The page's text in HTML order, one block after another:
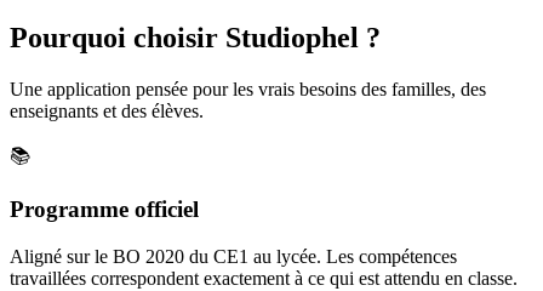
Pourquoi choisir Studiophel ?
Une application pensée pour les vrais besoins des familles, des
enseignants et des élèves.
📚
Programme officiel
Aligné sur le BO 2020 du CE1 au lycée. Les compétences
travaillées correspondent exactement à ce qui est attendu en classe.